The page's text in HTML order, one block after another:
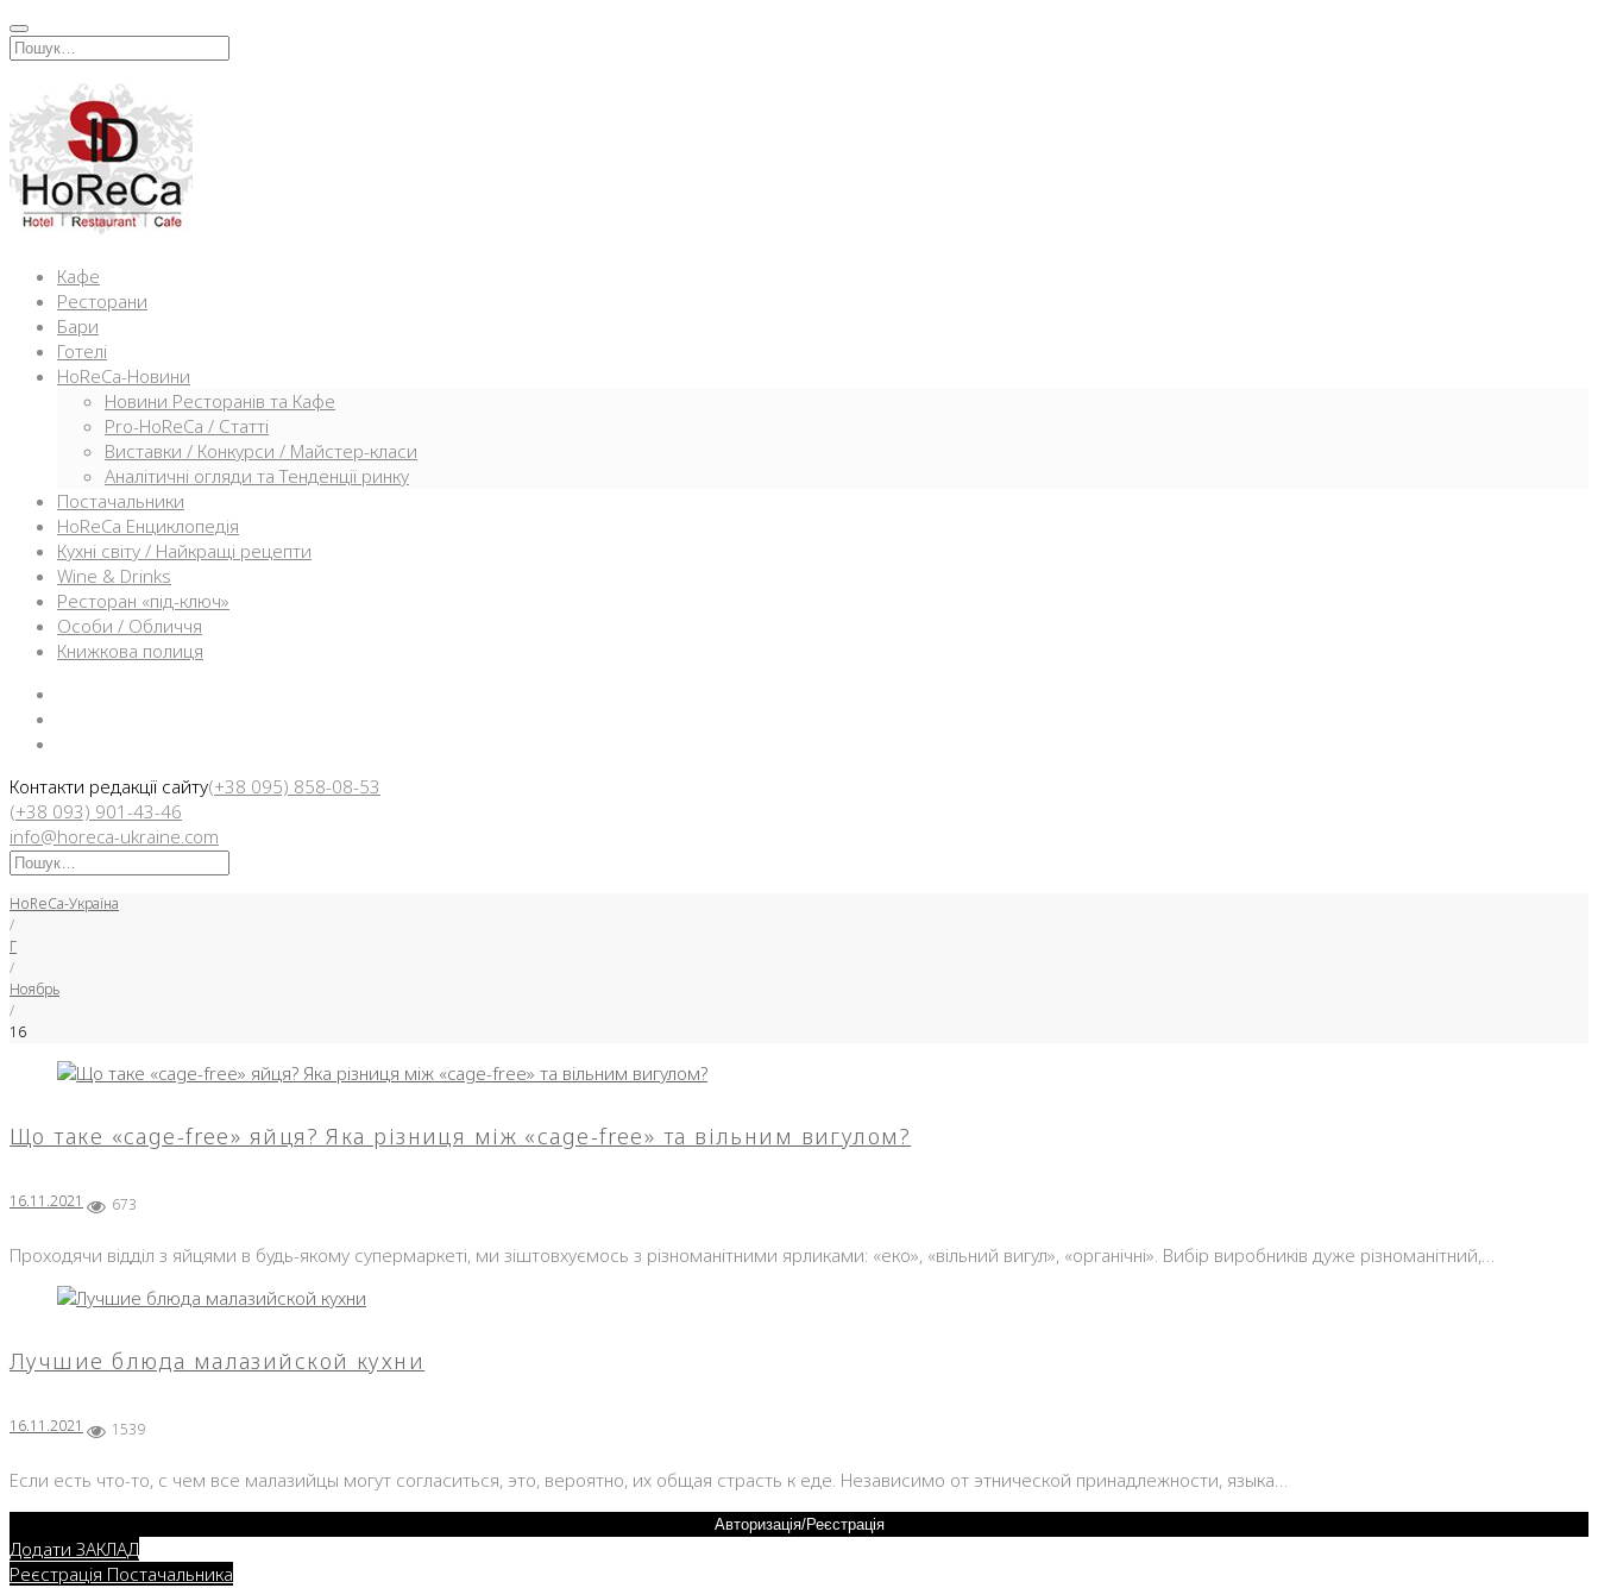
Перейти
кИскать:
Кафе
Ресторани
Бари
Готелі
HoReCa-Новини
Новини Ресторанів та Кафе
Pro-HoReCa / Статті
Виставки / Конкурси / Майстер-класи
Аналітичні огляди та Тенденції ринку
Постачальники
HoReCa Енциклопедія
Кухні світу / Найкращі рецепти
Wine & Drinks
Ресторан «під-ключ»
Особи / Обличчя
Книжкова полиця
Контакти редакції сайту(+38 095) 858-08-53
(+38 093) 901-43-46
info@horeca-ukraine.com
Искать:
HoReCa-Україна
/
Г
/
Ноябрь
/
16
День:
16.11.2021
Що таке «cage-free» яйця? Яка різниця між «cage-free» та вільним вигулом?
16.11.2021 673
Проходячи відділ з яйцями в будь-якому супермаркеті, ми зіштовхуємось з різноманітними ярликами: «еко», «вільний вигул», «органічні». Вибір виробників дуже різноманітний,…
Лучшие блюда малазийской кухни
16.11.2021 1539
Если есть что-то, с чем все малазийцы могут согласиться, это, вероятно, их общая страсть к еде. Независимо от этнической принадлежности, языка…
Авторизація/Реєстрація
Додати ЗАКЛАД
Реєстрація Постачальника